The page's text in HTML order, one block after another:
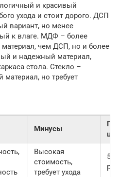
и красивый
ухода и стоит дорого. ДСП
вариант, но менее
к влаге. МДФ – более
чем ДСП, но и более
и надежный материал,
стола. Стекло –
но требует
Минусы
Высокая
стоимость,
требует ухода
руб.